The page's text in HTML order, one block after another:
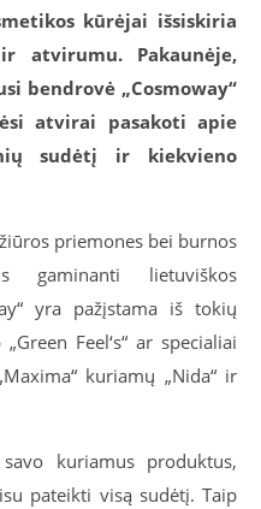
kūrėjai išsiskiria
atvirumu. Pakaunėje,
bendrovė „Cosmoway“
atvirai pasakoti apie
sudėtį ir kiekvieno
priemones bei burnos
gaminanti lietuviškos
yra pažįstama iš tokių
Feel‘s“ ar specialiai
kuriamų „Nida“ ir
kuriamus produktus,
pateikti visą sudėtį. Taip